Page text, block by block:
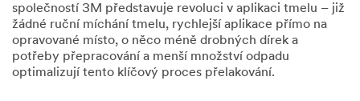
společností 3M představuje revoluci v aplikaci tmelu – již
žádné ruční míchání tmelu, rychlejší aplikace přímo na
opravované místo, o něco méně drobných dírek a
potřeby přepracování a menší množství odpadu
optimalizují tento klíčový proces přelakování.